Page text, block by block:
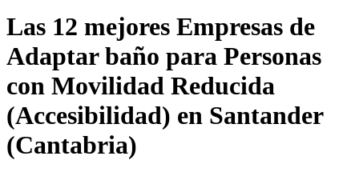
Las 12 mejores Empresas de
Adaptar baño para Personas
con Movilidad Reducida
(Accesibilidad) en Santander
(Cantabria)